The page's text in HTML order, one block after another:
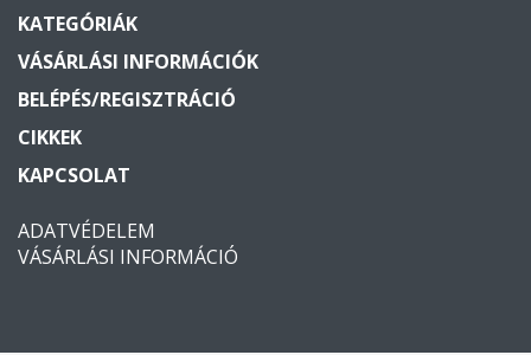
KATEGÓRIÁK
VÁSÁRLÁSI INFORMÁCIÓK
BELÉPÉS/REGISZTRÁCIÓ
CIKKEK
KAPCSOLAT
ADATVÉDELEM
VÁSÁRLÁSI INFORMÁCIÓ